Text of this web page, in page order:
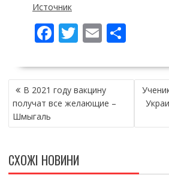
Источник
F
e
b
o
o
k
T
itt
er
E
ai
l
П
ді
т
ся
НАВІГАЦІЯ
ЗАПИСІВ
В 2021 году вакцину
получат все желающие –
Шмыгаль
СХОЖІ НОВИНИ